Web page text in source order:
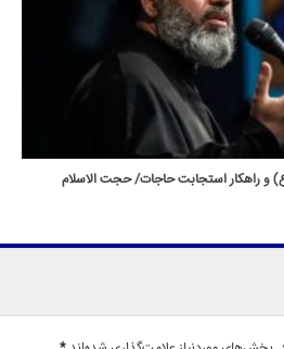
و راهکار استجابت حاجات/ حجت الاسلام